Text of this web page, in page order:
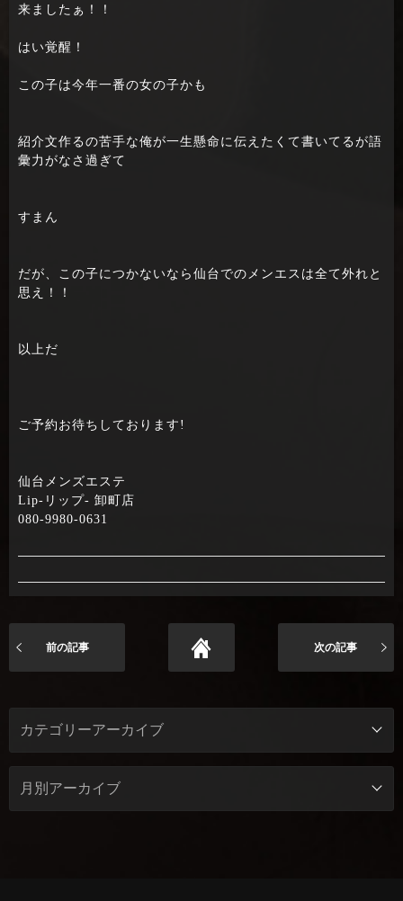
来ましたぁ！！
はい覚醒！
この子は今年一番の女の子かも
紹介文作るの苦手な俺が一生懸命に伝えたくて書いてるが語
彙力がなさ過ぎて
すまん
だが、この子につかないなら仙台でのメンエスは全て外れと
思え！！
以上だ
ご予約お待ちしております!
仙台メンズエステ
Lip-リップ- 卸町店
080-9980-0631
前の記事 次の記事